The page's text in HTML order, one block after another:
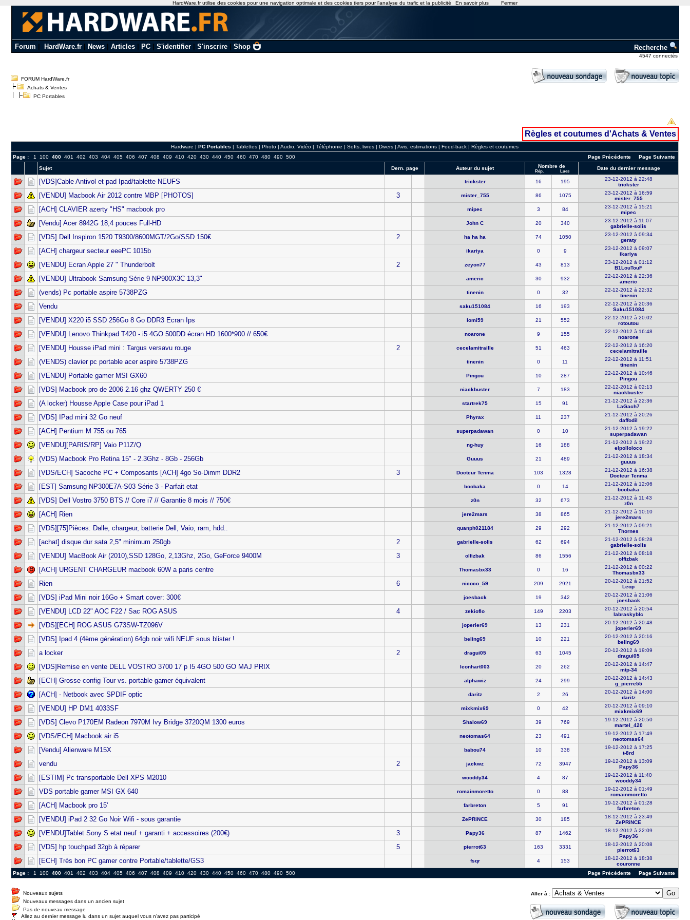
Forum HardWare.fr| News| Articles| PC| S'identifier| S'inscrire| Shop Recherche
4547 connectés
FORUM HardWare.fr
Achats & Ventes
PC Portables
Règles et coutumes d'Achats & Ventes
Hardware |PC Portables |Tablettes |Photo |Audio, Vidéo |Téléphonie |Softs, livres |Divers |Avis, estimations |Feed-back |Règles et coutumes
Page :
1 100 400 401 402 403 404 405 406 407 408 409 410 420 430 440 450 460 470 480 490 500 Page Suivante
Page Précédente
Sujet
Dern. page Auteur du sujet Nombre de
Rép. Lues
Date du dernier message
[VDS]Cable Antivol et pad Ipad/tablette NEUFS trickster 16 195
23-12-2012 à 22:48
trickster
[VENDU] Macbook Air 2012 contre MBP [PHOTOS] 3 mister_755 86 1075
23-12-2012 à 16:59
mister_755
[ACH] CLAVIER azerty "HS" macbook pro mipec 3 84
23-12-2012 à 15:21
mipec
[Vendu] Acer 8942G 18,4 pouces Full-HD John C 20 340
23-12-2012 à 11:07
gabrielle-​solis
[VDS] Dell Inspiron 1520 T9300/8600MGT/2Go/SSD 150€ 2 ha ha ha 74 1050
23-12-2012 à 09:34
geraty
[ACH] chargeur secteur eeePC 1015b ikariya 0 9
23-12-2012 à 09:07
ikariya
[VENDU] Ecran Apple 27 " Thunderbolt 2 zeyon77 43 813
23-12-2012 à 01:12
B1LouTouF
[VENDU] Ultrabook Samsung Série 9 NP900X3C 13,3" americ 30 932
22-12-2012 à 22:36
americ
(vends) Pc portable aspire 5738PZG tinenin 0 32
22-12-2012 à 22:32
tinenin
Vendu saku151084 16 193
22-12-2012 à 20:36
Saku151084
[VENDU] X220 i5 SSD 256Go 8 Go DDR3 Ecran Ips lomi59 21 552
22-12-2012 à 20:02
rotoutou
[VENDU] Lenovo Thinkpad T420 - i5 4GO 500DD écran HD 1600*900 // 650€ noarone 9 155
22-12-2012 à 16:48
noarone
[VENDU] Housse iPad mini : Targus versavu rouge 2 cecelamitr​aille 51 463
22-12-2012 à 16:20
cecelamitr​aille
(VENDS) clavier pc portable acer aspire 5738PZG tinenin 0 11
22-12-2012 à 11:51
tinenin
[VENDU] Portable gamer MSI GX60 Pingou 10 287
22-12-2012 à 10:46
Pingou
[VDS] Macbook pro de 2006 2.16 ghz QWERTY 250 € niackbuste​r 7 183
22-12-2012 à 02:13
niackbuste​r
(A locker) Housse Apple Case pour iPad 1 startrek75 15 91
21-12-2012 à 22:36
LaGach7
[VDS] IPad mini 32 Go neuf Phyrax 11 237
21-12-2012 à 20:26
daffodil
[ACH] Pentium M 755 ou 765 superpadaw​an 0 10
21-12-2012 à 19:22
superpadaw​an
[VENDU][PARIS/RP] Vaio P11Z/Q ng-huy 16 188
21-12-2012 à 19:22
elpolloloc​o
(VDS) Macbook Pro Retina 15" - 2.3Ghz - 8Gb - 256Gb Guuus 21 489
21-12-2012 à 18:34
guuus
[VDS/ECH] Sacoche PC + Composants [ACH] 4go So-Dimm DDR2 3 Docteur Te​nma 103 1328
21-12-2012 à 16:38
Docteur Te​nma
[EST] Samsung NP300E7A-S03 Série 3 - Parfait etat boobaka 0 14
21-12-2012 à 12:06
boobaka
[VDS] Dell Vostro 3750 BTS // Core i7 // Garantie 8 mois // 750€ z0n 32 673
21-12-2012 à 11:43
z0n
[ACH] Rien jere2mars 38 865
21-12-2012 à 10:10
jere2mars
[VDS][75]Pièces: Dalle, chargeur, batterie Dell, Vaio, ram, hdd.. quanph0211​84 29 292
21-12-2012 à 09:21
Thornes
[achat] disque dur sata 2,5" minimum 250gb 2 gabrielle-​solis 62 694
21-12-2012 à 08:28
gabrielle-​solis
[VENDU] MacBook Air (2010),SSD 128Go, 2,13Ghz, 2Go, GeForce 9400M 3 olfizbak 86 1556
21-12-2012 à 08:18
olfizbak
[ACH] URGENT CHARGEUR macbook 60W a paris centre Thomasbx33 0 16
21-12-2012 à 00:22
Thomasbx33
Rien 6 nicoco_59 209 2921
20-12-2012 à 21:52
Leop
[VDS] iPad Mini noir 16Go + Smart cover: 300€ joesback 19 342
20-12-2012 à 21:06
joesback
[VENDU] LCD 22" AOC F22 / Sac ROG ASUS 4 zekioflo 149 2203
20-12-2012 à 20:54
labraskybl​c
[VDS][ECH] ROG ASUS G73SW-TZ096V joperier69 13 231
20-12-2012 à 20:48
joperier69
[VDS] Ipad 4 (4ème génération) 64gb noir wifi NEUF sous blister ! beling69 10 221
20-12-2012 à 20:16
beling69
a locker 2 dragui05 63 1045
20-12-2012 à 19:09
dragui05
[VDS]Remise en vente DELL VOSTRO 3700 17 p I5 4GO 500 GO MAJ PRIX leonhart00​3 20 262
20-12-2012 à 14:47
mtp-34
[ECH] Grosse config Tour vs. portable gamer équivalent alphawiz 24 299
20-12-2012 à 14:43
g_pierre55
[ACH] - Netbook avec SPDIF optic daritz 2 26
20-12-2012 à 14:00
daritz
[VENDU] HP DM1 4033SF mixkmix69 0 42
20-12-2012 à 09:10
mixkmix69
[VDS] Clevo P170EM Radeon 7970M Ivy Bridge 3720QM 1300 euros Shalow69 39 769
19-12-2012 à 20:50
martel_420
[VDS/ECH] Macbook air i5 neotomas64 23 491
19-12-2012 à 17:49
neotomas64
[Vendu] Alienware M15X babou74 10 338
19-12-2012 à 17:25
t-8rd
vendu 2 jackwz 72 3947
19-12-2012 à 13:09
Papy36
[ESTIM] Pc transportable Dell XPS M2010 wooddy34 4 87
19-12-2012 à 11:40
wooddy34
VDS portable gamer MSI GX 640 romainmore​tto 0 88
19-12-2012 à 01:49
romainmore​tto
[ACH] Macbook pro 15' farbreton 5 91
19-12-2012 à 01:28
farbreton
[VENDU] iPad 2 32 Go Noir Wifi - sous garantie ZePRiNCE 30 185
18-12-2012 à 23:49
ZePRiNCE
[VENDU]Tablet Sony S etat neuf + garanti + accessoires (200€) 3 Papy36 87 1462
18-12-2012 à 22:09
Papy36
[VDS] hp touchpad 32gb à réparer 5 pierrot63 163 3331
18-12-2012 à 20:08
pierrot63
[ECH] Très bon PC gamer contre Portable/tablette/GS3 fsqr 4 153
18-12-2012 à 18:38
couronne
Page :
1 100 400 401 402 403 404 405 406 407 408 409 410 420 430 440 450 460 470 480 490 500 Page Suivante
Page Précédente
Aller à :
Nouveaux sujets
Nouveaux messages dans un ancien sujet
Pas de nouveau message
Allez au dernier message lu dans un sujet auquel vous n'avez pas participé
HardWare.fr utilise des cookies pour une navigation optimale et des cookies tiers pour l'analyse du trafic et la publicité En savoir plus Fermer